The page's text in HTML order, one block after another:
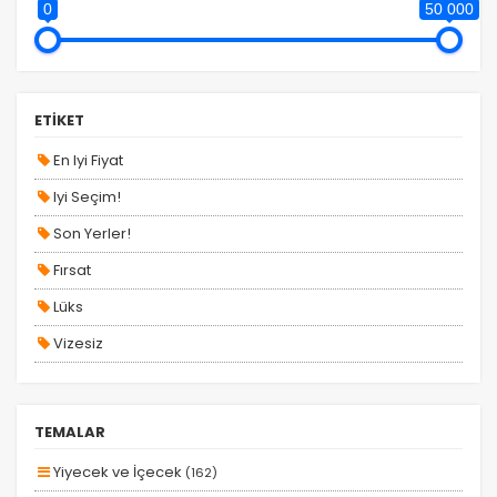
YURT İÇİ TURLAR
0 50 000
ETİKET
En Iyi Fiyat
Iyi Seçim!
Son Yerler!
Fırsat
Lüks
Vizesiz
Planlanan
TEMALAR
Yiyecek ve İçecek (162)